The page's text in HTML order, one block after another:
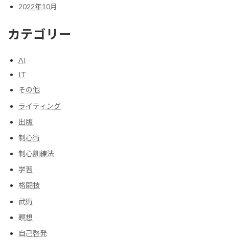
2022年10月
カテゴリー
AI
IT
その他
ライティング
出版
制心術
制心訓練法
学習
格闘技
武術
瞑想
自己啓発